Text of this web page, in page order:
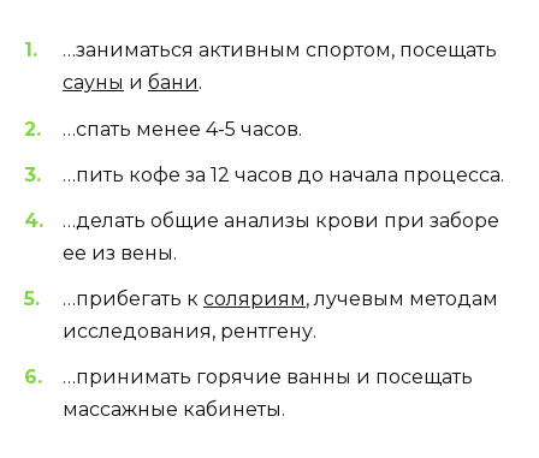
…заниматься активным спортом, посещать
сауны и бани.
…спать менее 4-5 часов.
…пить кофе за 12 часов до начала процесса.
…делать общие анализы крови при заборе
ее из вены.
…прибегать к соляриям, лучевым методам
исследования, рентгену.
…принимать горячие ванны и посещать
массажные кабинеты.